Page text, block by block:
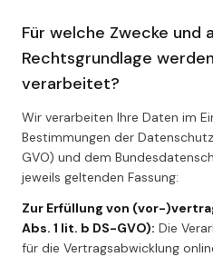
Für welche Zwecke und
Rechtsgrundlage
verarbeitet?
Wir verarbeiten Ihre Daten im
Bestimmungen der
GVO) und dem
jeweils geltenden Fassung:
Zur Erfüllung von (vor-
Abs. 1 lit. b DS-GVO): Die
für die Vertragsabwicklung